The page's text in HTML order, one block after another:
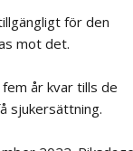
för den
mot det.
år kvar tills de
sjukersättning.